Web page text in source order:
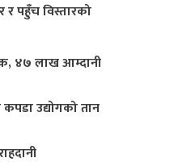
र पहुँच विस्तारको
४७ लाख आम्दानी
उद्योगको तान